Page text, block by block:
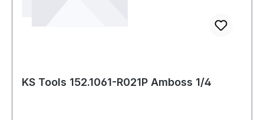
KS Tools 152.1061-R021P Amboss 1/4